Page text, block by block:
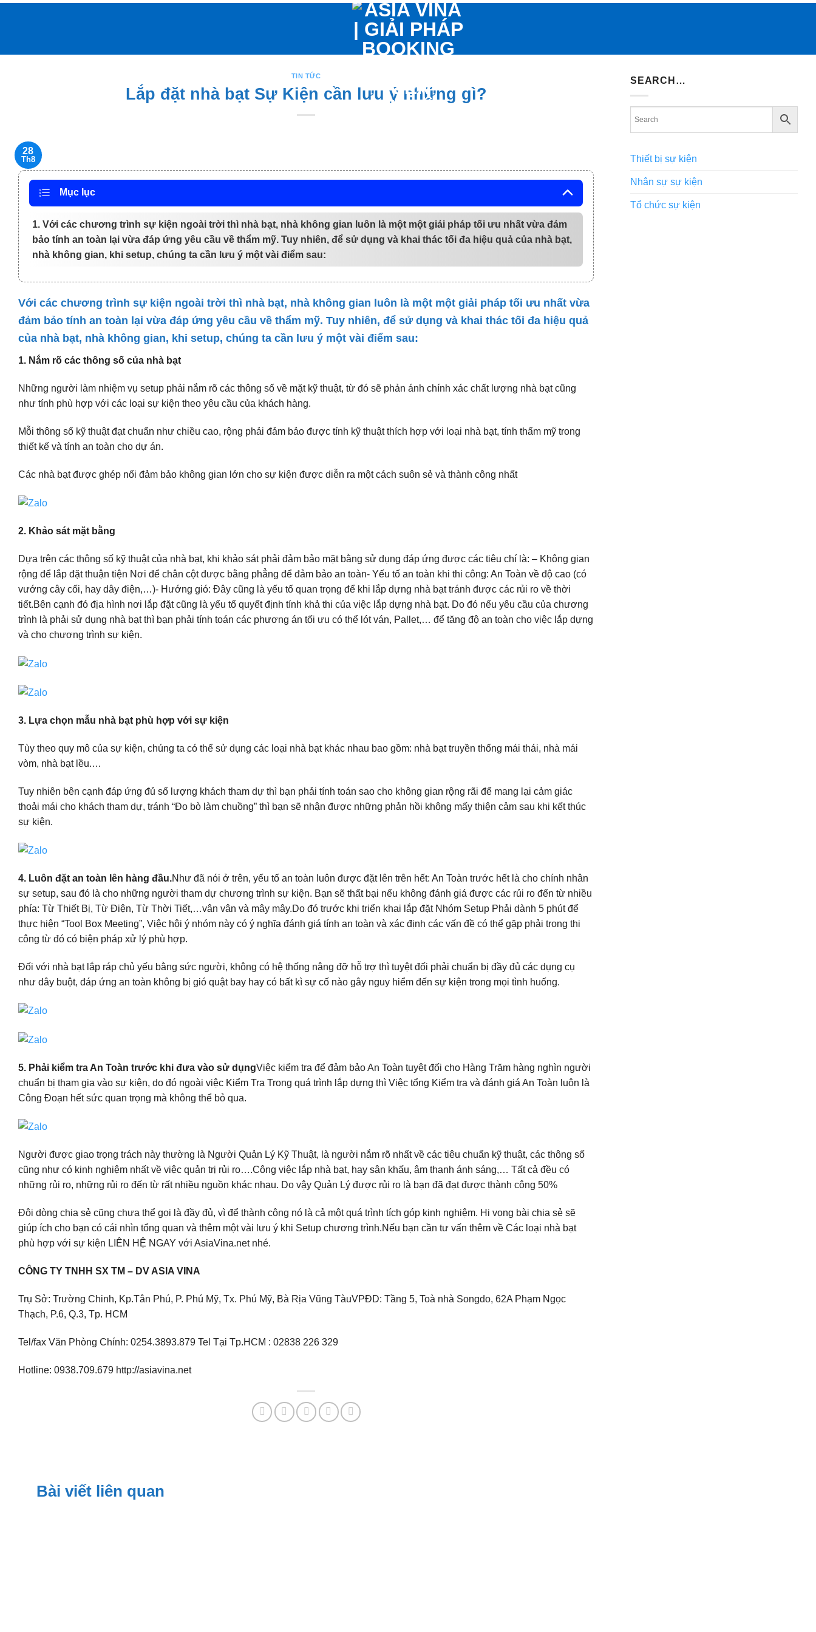
Bỏ
dung
TIN TỨC
Lắp đặt nhà bạt Sự Kiện cần lưu ý những gì?
28
Th8
Mục lục
1. Với các chương trình sự kiện ngoài trời thì nhà bạt, nhà không gian luôn là một một giải pháp tối ưu nhất vừa đảm
bảo tính an toàn lại vừa đáp ứng yêu cầu về thẩm mỹ. Tuy nhiên, để sử dụng và khai thác tối đa hiệu quả của nhà bạt,
nhà không gian, khi setup, chúng ta cần lưu ý một vài điểm sau:
Với các chương trình sự kiện ngoài trời thì nhà bạt, nhà không gian luôn là một một giải pháp tối ưu nhất vừa
đảm bảo tính an toàn lại vừa đáp ứng yêu cầu về thẩm mỹ. Tuy nhiên, để sử dụng và khai thác tối đa hiệu quả
của nhà bạt, nhà không gian, khi setup, chúng ta cần lưu ý một vài điểm sau:
1. Nắm rõ các thông số của nhà bạt
Những người làm nhiệm vụ setup phải nắm rõ các thông số về mặt kỹ thuật, từ đó sẽ phản ánh chính xác chất lượng nhà bạt cũng
như tính phù hợp với các loại sự kiện theo yêu cầu của khách hàng.
Mỗi thông số kỹ thuật đạt chuẩn như chiều cao, rộng phải đảm bảo được tính kỹ thuật thích hợp với loại nhà bạt, tính thẩm mỹ trong
thiết kế và tính an toàn cho dự án.
Các nhà bạt được ghép nối đảm bảo không gian lớn cho sự kiện được diễn ra một cách suôn sẻ và thành công nhất
2. Khảo sát mặt bằng
Dựa trên các thông số kỹ thuật của nhà bạt, khi khảo sát phải đảm bảo mặt bằng sử dụng đáp ứng được các tiêu chí là: – Không gian
rộng để lắp đặt thuận tiện Nơi để chân cột được bằng phẳng để đảm bảo an toàn- Yếu tố an toàn khi thi công: An Toàn về độ cao (có
vướng cây cối, hay dây điện,…)- Hướng gió: Đây cũng là yếu tố quan trọng để khi lắp dựng nhà bạt tránh được các rủi ro về thời
tiết.Bên cạnh đó địa hình nơi lắp đặt cũng là yếu tố quyết định tính khả thi của việc lắp dựng nhà bạt. Do đó nếu yêu cầu của chương
trình là phải sử dụng nhà bạt thì bạn phải tính toán các phương án tối ưu có thể lót ván, Pallet,… để tăng độ an toàn cho việc lắp dựng
và cho chương trình sự kiện.
3. Lựa chọn mẫu nhà bạt phù hợp với sự kiện
Tùy theo quy mô của sự kiện, chúng ta có thể sử dụng các loại nhà bạt khác nhau bao gồm: nhà bạt truyền thống mái thái, nhà mái
vòm, nhà bạt lều.…
Tuy nhiên bên cạnh đáp ứng đủ số lượng khách tham dự thì bạn phải tính toán sao cho không gian rộng rãi để mang lại cảm giác
thoải mái cho khách tham dự, tránh “Đo bò làm chuồng” thì bạn sẽ nhận được những phản hồi không mấy thiện cảm sau khi kết thúc
sự kiện.
4. Luôn đặt an toàn lên hàng đầu.Như đã nói ở trên, yếu tố an toàn luôn được đặt lên trên hết: An Toàn trước hết là cho chính nhân
sự setup, sau đó là cho những người tham dự chương trình sự kiện. Bạn sẽ thất bại nếu không đánh giá được các rủi ro đến từ nhiều
phía: Từ Thiết Bị, Từ Điện, Từ Thời Tiết,…vân vân và mây mây.Do đó trước khi triển khai lắp đặt Nhóm Setup Phải dành 5 phút để
thực hiện “Tool Box Meeting”, Việc hội ý nhóm này có ý nghĩa đánh giá tính an toàn và xác định các vấn đề có thể gặp phải trong thi
công từ đó có biện pháp xử lý phù hợp.
Đối với nhà bạt lắp ráp chủ yếu bằng sức người, không có hệ thống nâng đỡ hỗ trợ thì tuyệt đối phải chuẩn bị đầy đủ các dụng cụ
như dây buột, đáp ứng an toàn không bị gió quật bay hay có bất kì sự cố nào gây nguy hiểm đến sự kiện trong mọi tình huống.
5. Phải kiểm tra An Toàn trước khi đưa vào sử dụngViệc kiểm tra để đảm bảo An Toàn tuyệt đối cho Hàng Trăm hàng nghìn người
chuẩn bị tham gia vào sự kiện, do đó ngoài việc Kiểm Tra Trong quá trình lắp dựng thì Việc tổng Kiểm tra và đánh giá An Toàn luôn là
Công Đoạn hết sức quan trọng mà không thể bỏ qua.
Người được giao trọng trách này thường là Người Quản Lý Kỹ Thuật, là người nắm rõ nhất về các tiêu chuẩn kỹ thuật, các thông số
cũng như có kinh nghiệm nhất về việc quản trị rủi ro….Công việc lắp nhà bạt, hay sân khấu, âm thanh ánh sáng,… Tất cả đều có
những rủi ro, những rủi ro đến từ rất nhiều nguồn khác nhau. Do vậy Quản Lý được rủi ro là bạn đã đạt được thành công 50%
Đôi dòng chia sẻ cũng chưa thể gọi là đầy đủ, vì để thành công nó là cả một quá trình tích góp kinh nghiệm. Hi vọng bài chia sẻ sẽ
giúp ích cho bạn có cái nhìn tổng quan và thêm một vài lưu ý khi Setup chương trình.Nếu bạn cần tư vấn thêm về Các loại nhà bạt
phù hợp với sự kiện LIÊN HỆ NGAY với AsiaVina.net nhé.
CÔNG TY TNHH SX TM – DV ASIA VINA
Trụ Sở: Trường Chinh, Kp.Tân Phú, P. Phú Mỹ, Tx. Phú Mỹ, Bà Rịa Vũng TàuVPĐD: Tầng 5, Toà nhà Songdo, 62A Phạm Ngọc
Thạch, P.6, Q.3, Tp. HCM
Tel/fax Văn Phòng Chính: 0254.3893.879 Tel Tại Tp.HCM : 02838 226 329
Hotline: 0938.709.679 http://asiavina.net
Bài viết liên quan
SEARCH…
Thiết bị sự kiện
Nhân sự sự kiện
Tổ chức sự kiện